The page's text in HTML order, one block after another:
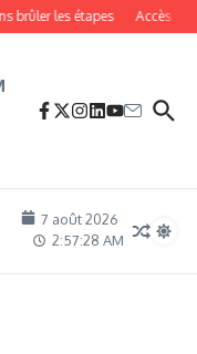
les étapes Accès
7 août 2026
2:57:30 AM